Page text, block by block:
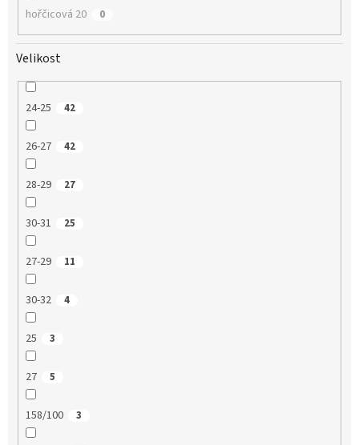
hořčicová 20 0
Velikost
24-25 42
26-27 42
28-29 27
30-31 25
27-29 11
30-32 4
25 3
27 5
158/100 3